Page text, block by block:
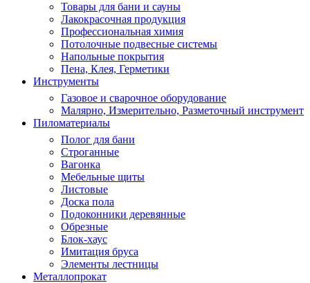
Товары для бани и сауны
Лакокрасочная продукция
Профессиональная химия
Потолочные подвесные системы
Напольные покрытия
Пена, Клея, Герметики
Инструменты
Газовое и сварочное оборудование
Малярно, Измерительно, Разметочный инструмент
Пиломатериалы
Полог для бани
Строганные
Вагонка
Мебельные щиты
Листовые
Доска пола
Подоконники деревянные
Обрезные
Блок-хаус
Имитация бруса
Элементы лестницы
Металлопрокат